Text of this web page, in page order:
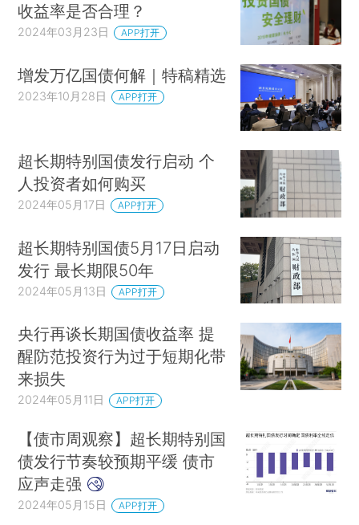
收益率是否合理？
2024年03月23日 APP打开
增发万亿国债何解｜特稿精选
2023年10月28日 APP打开
超长期特别国债发行启动 个
人投资者如何购买
2024年05月17日 APP打开
超长期特别国债5月17日启动
发行 最长期限50年
2024年05月13日 APP打开
央行再谈长期国债收益率 提
醒防范投资行为过于短期化带
来损失
2024年05月11日 APP打开
【债市周观察】超长期特别国
债发行节奏较预期平缓 债市
应声走强
2024年05月15日 APP打开